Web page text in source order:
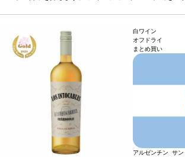
は滑らかでとても柔らかい。
肉料理やバーベキ
どと好相性
葡萄品種マルベック100％
*本ヴィンテージ
あり価格が同様の場合は自動的に次のヴィンテージに変
白ワイン
オフドライ
まとめ買い
アルゼンチン サン